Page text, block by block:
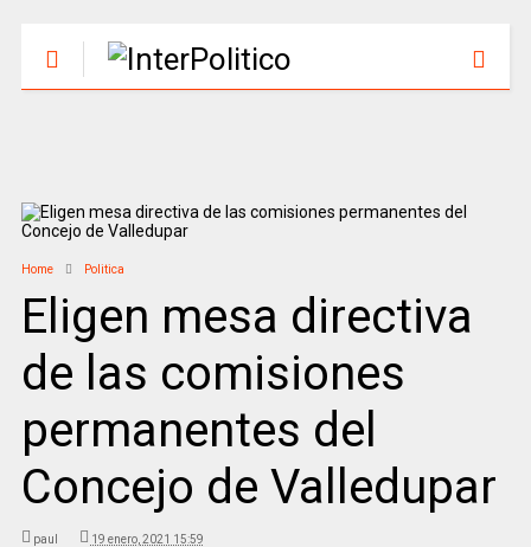
Home Politica
Eligen mesa directiva
de las comisiones
permanentes del
Concejo de Valledupar
paul 19 enero, 2021 15:59